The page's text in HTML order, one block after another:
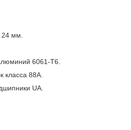
мм.
6061-T6.
класса 88A.
UA.